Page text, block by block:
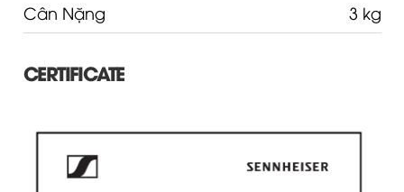
Cân Nặng
3 kg
CERTIFICATE